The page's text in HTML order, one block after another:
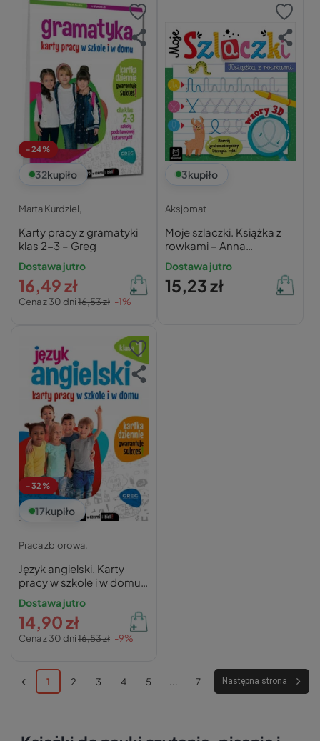
-24%
32kupiło
Marta Kurdziel,
Karty pracy z gramatyki
klas 2-3 – Greg
Dostawa jutro
Cena z 30 dni16,53 zł -1%
16,49 zł
3kupiło
Aksjomat
Moje szlaczki. Książka z
rowkami – Anna
Podgórska
Dostawa jutro
15,23 zł
-32%
17kupiło
Praca zbiorowa,
Język angielski. Karty
pracy w szkole i w domu.
Klasa 1
Dostawa jutro
Cena z 30 dni16,53 zł -9%
14,90 zł
1 2 3 4 5 ... 7 Następna strona